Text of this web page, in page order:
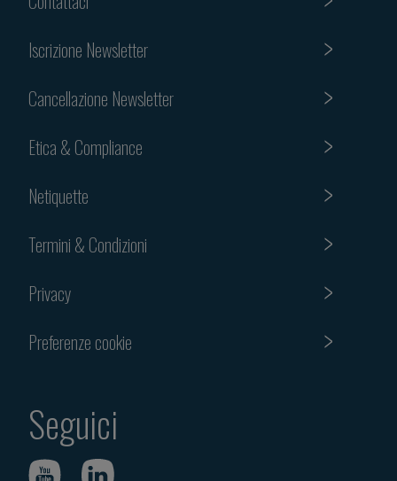
Iscrizione Newsletter
Cancellazione Newsletter
Etica & Compliance
Netiquette
Termini & Condizioni
Privacy
Preferenze cookie
Seguici